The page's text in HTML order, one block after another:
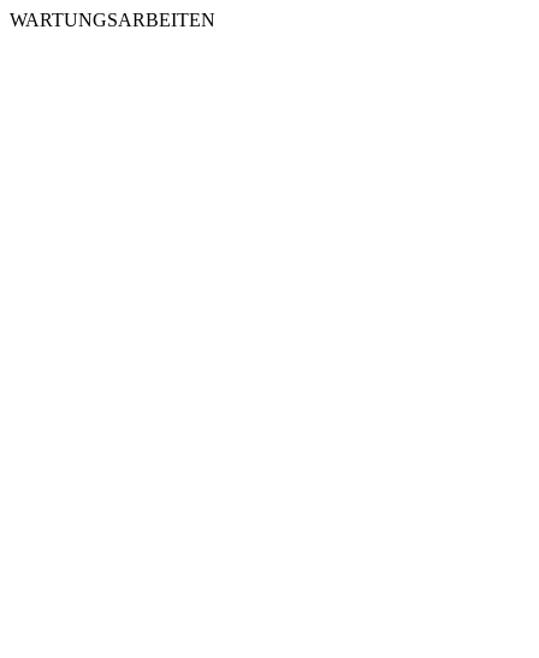
WARTUNGSARBEITEN